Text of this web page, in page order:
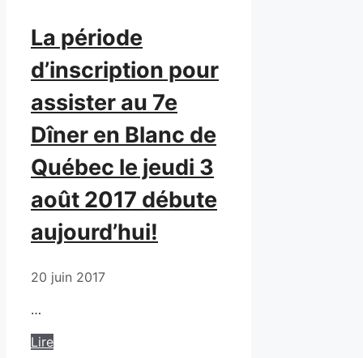
La période
d’inscription pour
assister au 7e
Dîner en Blanc de
Québec le jeudi 3
août 2017 débute
aujourd’hui!
20 juin 2017
…
Lire